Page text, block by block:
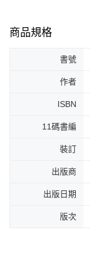
商品規格
書號
作者
ISBN
11碼書編
裝訂
出版商
出版日期
版次